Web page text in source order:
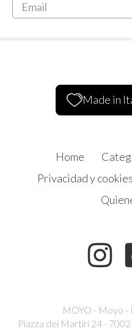
Made in
Home
Privacidad y cookies
MOYO - Moyo -
Piazza dei Martiri 24 -